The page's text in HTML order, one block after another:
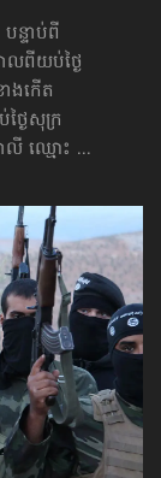
ន្ទាប់ពី
លពីយប់ថ្ងៃ
ងកើត
ងៃសុក្រ
លី ឈ្មោះ ...